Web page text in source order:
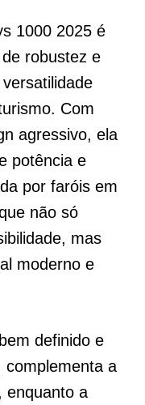
1000 2025 é
robustez e
Com
agressivo, ela
potência e
por faróis em
não só
mas
moderno e
definido e
complementa a
enquanto a